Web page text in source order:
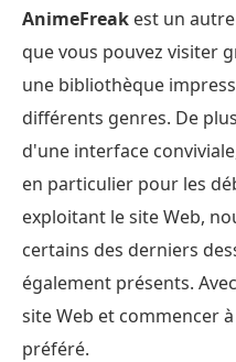
AnimeFreak est un
que vous pouvez visiter
une bibliothèque
différents genres. De
d'une interface
en particulier pour les
exploitant le site Web,
certains des derniers
également présents.
site Web et commencer
préféré.